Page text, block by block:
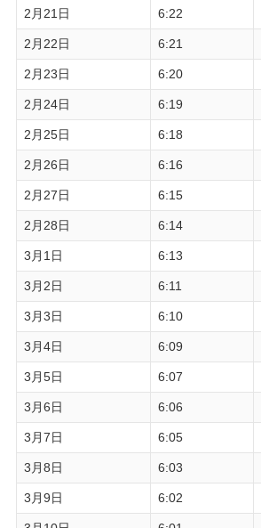
2月21日 6:22
2月22日 6:21
2月23日 6:20
2月24日 6:19
2月25日 6:18
2月26日 6:16
2月27日 6:15
2月28日 6:14
3月1日 6:13
3月2日 6:11
3月3日 6:10
3月4日 6:09
3月5日 6:07
3月6日 6:06
3月7日 6:05
3月8日 6:03
3月9日 6:02